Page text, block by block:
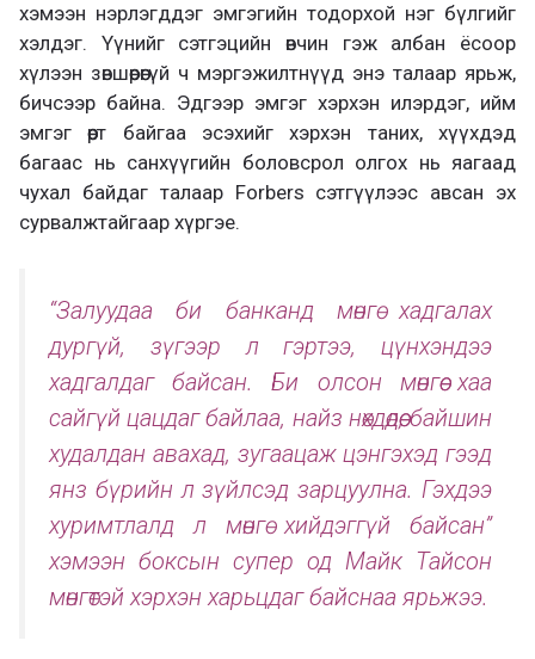
хэмээн нэрлэгддэг эмгэгийн тодорхой нэг бүлгийг
хэлдэг. Үүнийг сэтгэцийн өвчин гэж албан ёсоор
хүлээн зөвшөөрөөгүй ч мэргэжилтнүүд энэ талаар ярьж,
бичсээр байна. Эдгээр эмгэг хэрхэн илэрдэг, ийм
эмгэг өөрт байгаа эсэхийг хэрхэн таних, хүүхдэд
багаас нь санхүүгийн боловсрол олгох нь яагаад
чухал байдаг талаар Forbers сэтгүүлээс авсан эх
сурвалжтайгаар хүргэе.
“Залуудаа би банканд мөнгө хадгалах
дургүй, зүгээр л гэртээ, цүнхэндээ
хадгалдаг байсан. Би олсон мөнгөө хаа
сайгүй цацдаг байлаа, найз нөхдөдөө, байшин
худалдан авахад, зугаацаж цэнгэхэд гээд
янз бүрийн л зүйлсэд зарцуулна. Гэхдээ
хуримтлалд л мөнгө хийдэггүй байсан”
хэмээн боксын супер од Майк Тайсон
мөнгөтэй хэрхэн харьцдаг байснаа ярьжээ.